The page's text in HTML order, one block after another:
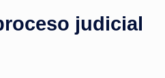
judicial